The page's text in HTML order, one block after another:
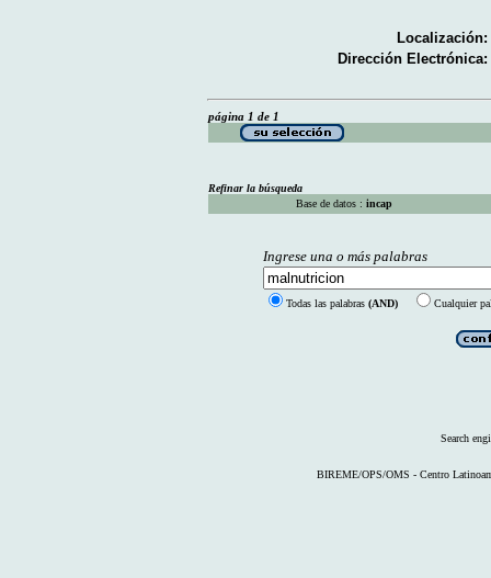
Localización:
Dirección Electrónica:
página 1 de 1
Refinar la búsqueda
Base de datos : incap
Ingrese una o más palabras
Todas las palabras (AND) Cualquier
Search
BIREME/OPS/OMS - Centro